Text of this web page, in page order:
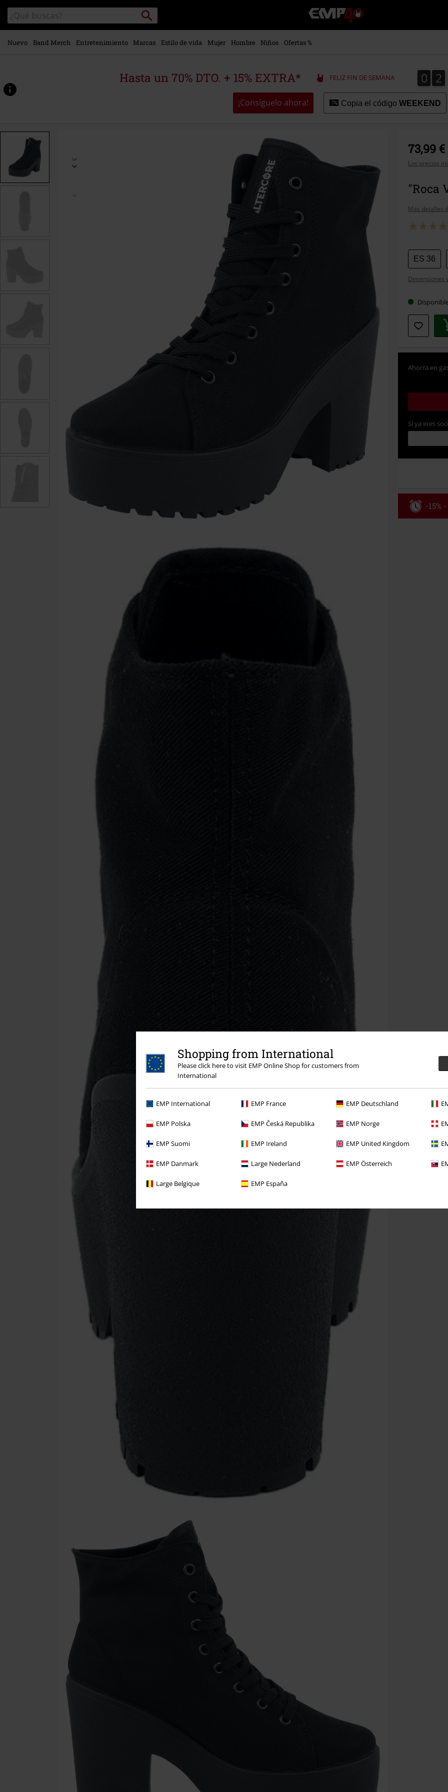
Shopping from International
Please click here to visit EMP Online Shop for customers from
International
EMP International EMP France EMP Deutschland
EMP Polska EMP Česká Republika EMP Norge
EMP Suomi EMP Ireland EMP United Kingdom
EMP Danmark Large Nederland EMP Österreich
Large Belgique EMP España
contenido
principal
Buscar
en
el
catálogo
Buscar
EMP
-
Música,
Merch
Ropa
Alternativa
Nuevo Band Merch Entretenimiento Marcas Estilo de vida Mujer Hombre Niños Ofertas %
Hasta un 70% DTO. + 15% EXTRA* FELIZ FIN DE SEMANA 0
0 2
2
¡Consíguelo ahora! Copia el código WEEKEND
www.emp-
p/roca-
442518.html
73,99 €
Los precios
"Roca
Más detalles
Elige
tu
talla
ES 36
Dimensiones
Ahorra en
Si ya eres
-15%